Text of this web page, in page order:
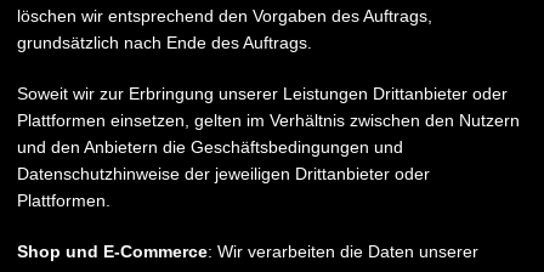
löschen wir entsprechend den Vorgaben des Auftrags,
grundsätzlich nach Ende des Auftrags.
Soweit wir zur Erbringung unserer Leistungen Drittanbieter oder
Plattformen einsetzen, gelten im Verhältnis zwischen den Nutzern
und den Anbietern die Geschäftsbedingungen und
Datenschutzhinweise der jeweiligen Drittanbieter oder
Plattformen.
Shop und E-Commerce: Wir verarbeiten die Daten unserer